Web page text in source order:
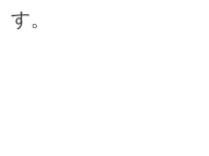
す。